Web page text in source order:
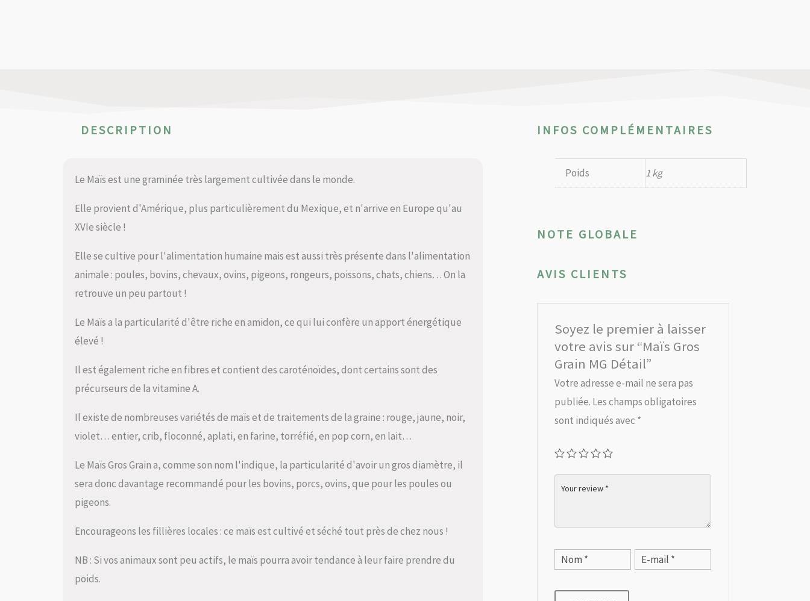
DESCRIPTION
Le Maïs est une graminée très largement cultivée dans le monde.
Elle provient d'Amérique, plus particulièrement du Mexique, et n'arrive en Europe qu'au
XVIe siècle !
Elle se cultive pour l'alimentation humaine mais est aussi très présente dans l'alimentation
animale : poules, bovins, chevaux, ovins, pigeons, rongeurs, poissons, chats, chiens… On la
retrouve un peu partout !
Le Maïs a la particularité d'être riche en amidon, ce qui lui confère un apport énergétique
élevé !
Il est également riche en fibres et contient des caroténoïdes, dont certains sont des
précurseurs de la vitamine A.
Il existe de nombreuses variétés de maïs et de traitements de la graine : rouge, jaune, noir,
violet… entier, crib, floconné, aplati, en farine, torréfié, en pop corn, en lait…
Le Maïs Gros Grain a, comme son nom l'indique, la particularité d'avoir un gros diamètre, il
sera donc davantage recommandé pour les bovins, porcs, ovins, que pour les poules ou
pigeons.
Encourageons les fillières locales : ce maïs est cultivé et séché tout près de chez nous !
NB : Si vos animaux sont peu actifs, le maïs pourra avoir tendance à leur faire prendre du
poids.
INFOS COMPLÉMENTAIRES
Poids 1 kg
NOTE GLOBALE
AVIS CLIENTS
Soyez le premier à laisser
votre avis sur “Maïs Gros
Grain MG Détail”
Votre adresse e-mail ne sera pas
publiée. Les champs obligatoires
sont indiqués avec *